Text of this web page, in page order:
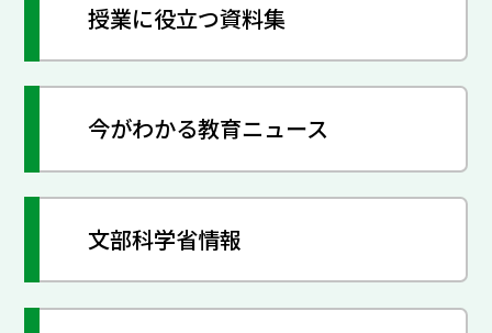
授業に役立つ資料集
今がわかる教育ニュース
文部科学省情報